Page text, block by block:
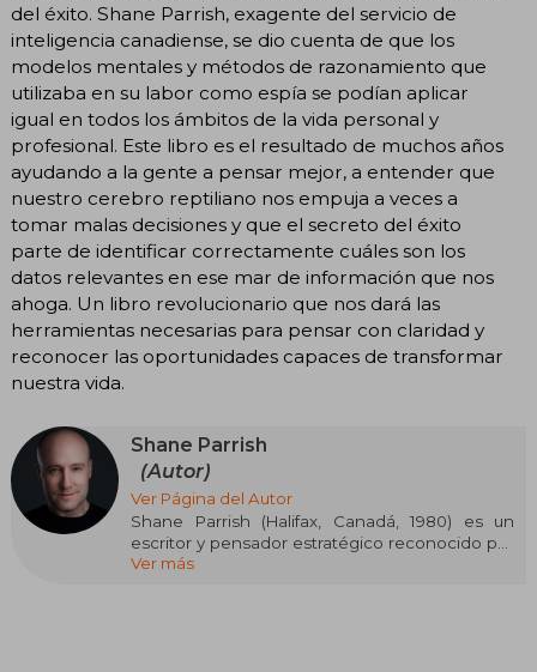
del éxito. Shane Parrish, exagente del servicio de
inteligencia canadiense, se dio cuenta de que los
modelos mentales y métodos de razonamiento que
utilizaba en su labor como espía se podían aplicar
igual en todos los ámbitos de la vida personal y
profesional. Este libro es el resultado de muchos años
ayudando a la gente a pensar mejor, a entender que
nuestro cerebro reptiliano nos empuja a veces a
tomar malas decisiones y que el secreto del éxito
parte de identificar correctamente cuáles son los
datos relevantes en ese mar de información que nos
ahoga. Un libro revolucionario que nos dará las
herramientas necesarias para pensar con claridad y
reconocer las oportunidades capaces de transformar
nuestra vida.
Shane Parrish
(Autor)
Ver Página del Autor
Shane Parrish (Halifax, Canadá, 1980) es un
escritor y pensador estratégico reconocido por
su labor en el análisis de la toma de decisiones y
Ver más